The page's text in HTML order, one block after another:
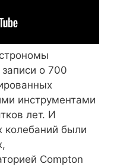
о 700
инструментами
лет. И
колебаний были
Compton